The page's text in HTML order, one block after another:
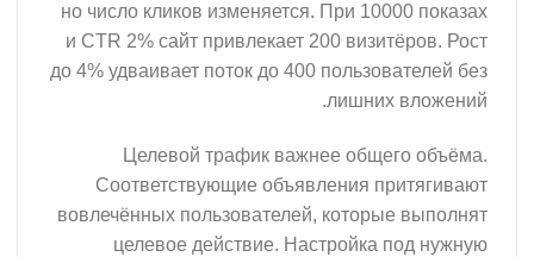
но число кликов изменяется. При 10000 показах
и CTR 2% сайт привлекает 200 визитёров. Рост
до 4% удваивает поток до 400 пользователей без
лишних вложений.
Целевой трафик важнее общего объёма.
Соответствующие объявления притягивают
вовлечённых пользователей, которые выполнят
целевое действие. Настройка под нужную